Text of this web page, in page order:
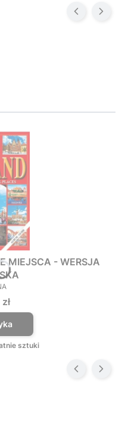
MIEJSCA - WERSJA
sztuki